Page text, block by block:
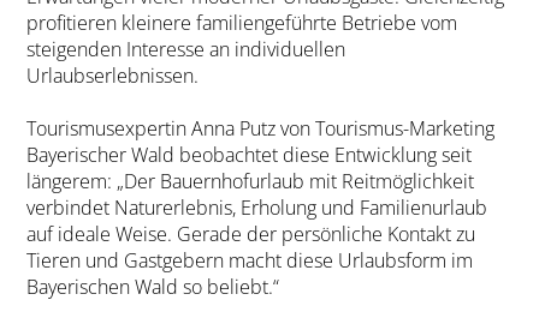
profitieren kleinere familiengeführte Betriebe vom
steigenden Interesse an individuellen
Urlaubserlebnissen.
Tourismusexpertin Anna Putz von Tourismus-Marketing
Bayerischer Wald beobachtet diese Entwicklung seit
längerem: „Der Bauernhofurlaub mit Reitmöglichkeit
verbindet Naturerlebnis, Erholung und Familienurlaub
auf ideale Weise. Gerade der persönliche Kontakt zu
Tieren und Gastgebern macht diese Urlaubsform im
Bayerischen Wald so beliebt.“